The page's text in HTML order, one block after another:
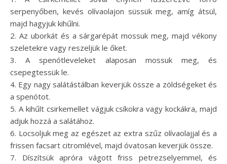
serpenyőben, kevés olívaolajon süssük meg, amíg átsül,
majd hagyjuk kihűlni.
2. Az uborkát és a sárgarépát mossuk meg, majd vékony
szeletekre vagy reszeljük le őket.
3. A spenótleveleket alaposan mossuk meg, és
csepegtessük le.
4. Egy nagy salátástálban keverjük össze a zöldségeket és
a spenótot.
5. A kihűlt csirkemellet vágjuk csíkokra vagy kockákra, majd
adjuk hozzá a salátához.
6. Locsoljuk meg az egészet az extra szűz olívaolajjal és a
frissen facsart citromlével, majd óvatosan keverjük össze.
7. Díszítsük apróra vágott friss petrezselyemmel, és